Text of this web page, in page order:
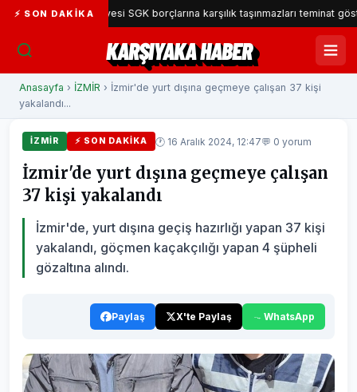
⚡ SON DAKIKA
Belediyesi SGK borçlarına karşılık taşınmazları teminat gösterecek
KARŞIYAKA HABER
Anasayfa › İZMİR › İzmir'de yurt dışına geçmeye çalışan 37 kişi
yakalandı...
İZMİR ⚡ SON DAKIKA 🕐 16 Aralık 2024, 12:47💬 0 yorum
İzmir'de yurt dışına geçmeye çalışan
37 kişi yakalandı
İzmir'de, yurt dışına geçiş hazırlığı yapan 37 kişi
yakalandı, göçmen kaçakçılığı yapan 4 şüpheli
gözaltına alındı.
Paylaş X'te Paylaş WhatsApp